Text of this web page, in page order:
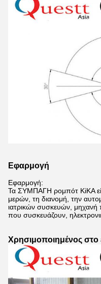
Εφαρμογή
Εφαρμογή:
Τα ΣΥΜΠΑΓΗ ρομπότ KiKA
μερών, τη διανομή, την
ιατρικών συσκευών, μηχανή
που συσκευάζουν,
Χρησιμοποιημένος στο